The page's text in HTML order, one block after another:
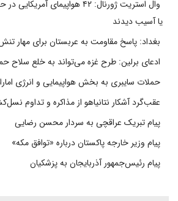
وال استریت ژورنال: ۴۲ هواپیمای
یا آسیب دیدند
بغداد: پاسخ مقاومت به عربستان برای مهار
ادعای برلین: طرح غزه می‌تواند به خلع سلاح
حملات سایبری به بخش هواپیمایی و انرژی
عقب‌گرد آشکار نتانیاهو از مذاکره و تداوم
پیام تبریک عراقچی به سردار محسن رضایی
پیام وزیر خارجه پاکستان درباره «توافق مکه»
پیام رئیس‌جمهور آذربایجان به پزشکیان